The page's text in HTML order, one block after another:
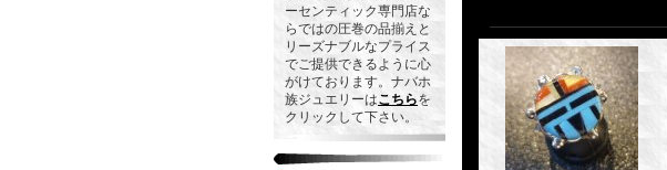
ーセンティック専門店な
らではの圧巻の品揃えと
リーズナブルなプライス
でご提供できるように心
がけております。ナバホ
族ジュエリーはこちらを
クリックして下さい。